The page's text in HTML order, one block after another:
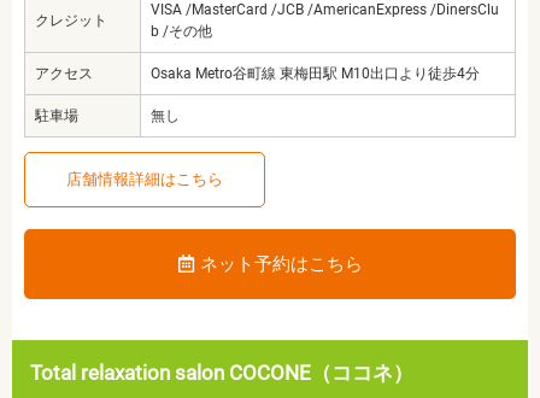
クレジット
VISA /MasterCard /JCB /AmericanExpress /DinersClu
b /その他
アクセス Osaka Metro谷町線 東梅田駅 M10出口より徒歩4分
駐車場 無し
店舗情報詳細はこちら
ネット予約はこちら
Total relaxation salon COCONE（ココネ）